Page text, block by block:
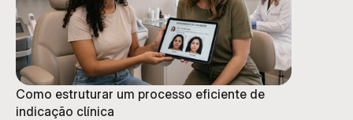
Como estruturar um processo eficiente de
indicação clínica